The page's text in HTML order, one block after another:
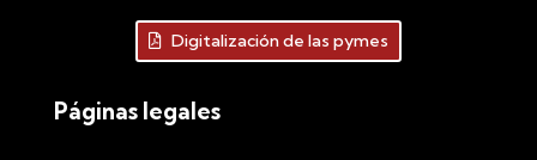
Digitalización de las pymes
Páginas legales